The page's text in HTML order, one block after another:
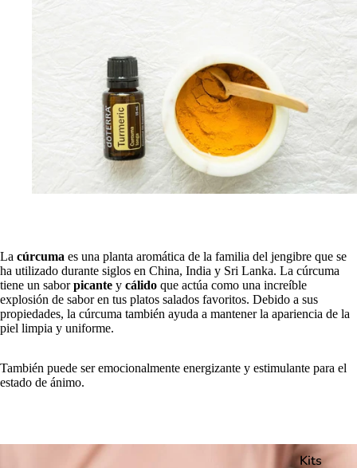
Kits
La cúrcuma es una planta aromática de la familia del jengibre que se
ha utilizado durante siglos en China, India y Sri Lanka. La cúrcuma
tiene un saborpicante y cálido que actúa como una increíble
explosión de sabor en tus platos salados favoritos. Debido a sus
propiedades, la cúrcuma también ayuda a mantener la apariencia de la
piel limpia y uniforme.
También puede ser emocionalmente energizante y estimulante para el
estado de ánimo.